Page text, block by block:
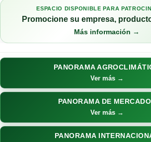
ESPACIO DISPONIBLE PARA
Promocione su empresa,
Más información →
PANORAMA
Ver más →
PANORAMA DE
Ver más →
PANORAMA